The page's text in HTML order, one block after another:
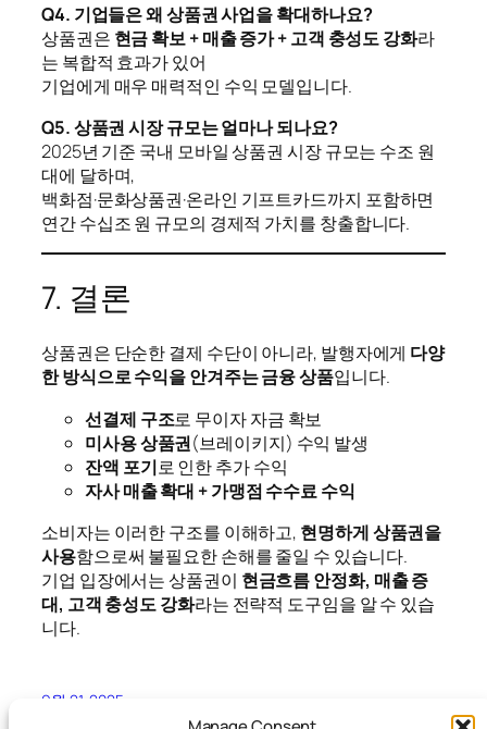
Q4. 기업들은 왜 상품권 사업을 확대하나요?
상품권은 현금 확보 + 매출 증가 + 고객 충성도 강화라
는 복합적 효과가 있어
기업에게 매우 매력적인 수익 모델입니다.
Q5. 상품권 시장 규모는 얼마나 되나요?
2025년 기준 국내 모바일 상품권 시장 규모는 수조 원
대에 달하며,
백화점·문화상품권·온라인 기프트카드까지 포함하면
연간 수십조 원 규모의 경제적 가치를 창출합니다.
7. 결론
상품권은 단순한 결제 수단이 아니라, 발행자에게 다양
한 방식으로 수익을 안겨주는 금융 상품입니다.
선결제 구조로 무이자 자금 확보
미사용 상품권(브레이키지) 수익 발생
잔액 포기로 인한 추가 수익
자사 매출 확대 + 가맹점 수수료 수익
소비자는 이러한 구조를 이해하고, 현명하게 상품권을
사용함으로써 불필요한 손해를 줄일 수 있습니다.
기업 입장에서는 상품권이 현금흐름 안정화, 매출 증
대, 고객 충성도 강화라는 전략적 도구임을 알 수 있습
니다.
9월 21, 2025